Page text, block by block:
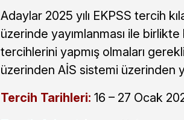
Adaylar 2025 yılı EKPSS tercih
üzerinde yayımlanması ile
tercihlerini yapmış olmaları
üzerinden AİS sistemi üzerinden
Tercih Tarihleri: 16 – 27 Ocak